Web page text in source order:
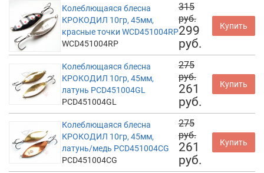
Колеблющаяся блесна
КРОКОДИЛ 10гр, 45мм,
красные точки WCD451004RP
WCD451004RP
315
руб.
299
руб.
Купить
Колеблющаяся блесна
КРОКОДИЛ 10гр, 45мм,
латунь PCD451004GL
PCD451004GL
275
руб.
261
руб.
Купить
Колеблющаяся блесна
КРОКОДИЛ 10гр, 45мм,
латунь/медь PCD451004CG
PCD451004CG
275
руб.
261
руб.
Купить